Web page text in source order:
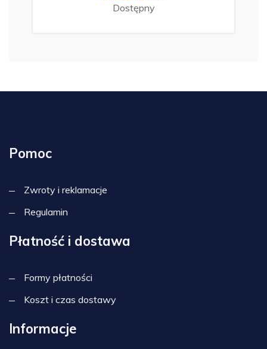
Dostępny
Pomoc
Zwroty i reklamacje
Regulamin
Płatność i dostawa
Formy płatności
Koszt i czas dostawy
Informacje